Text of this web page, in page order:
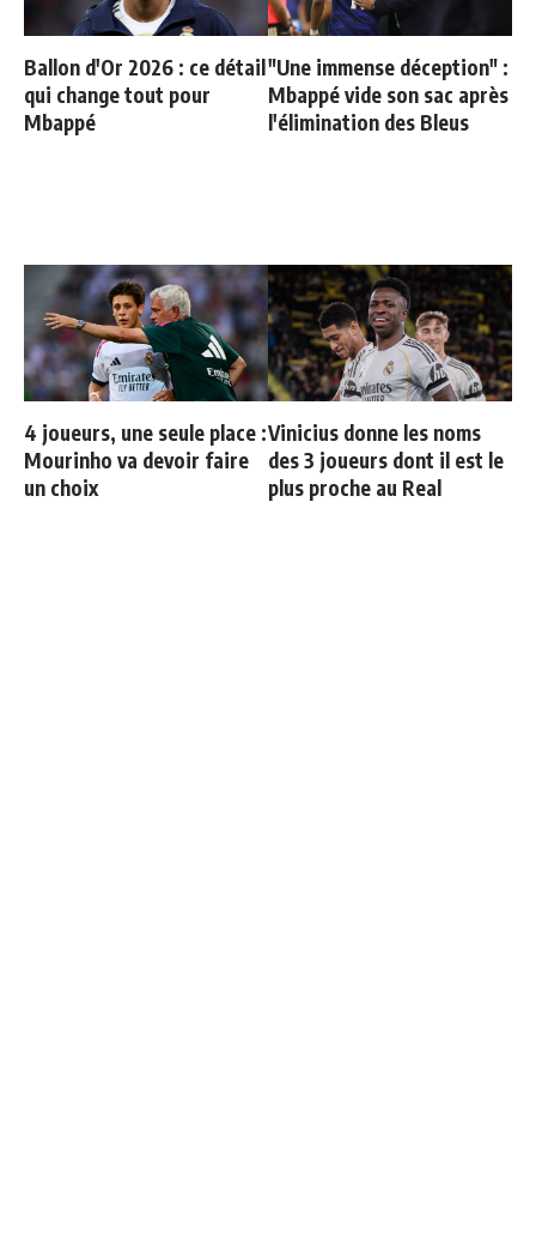
Ballon d'Or 2026 : ce détail
qui change tout pour
Mbappé
"Une immense déception" :
Mbappé vide son sac après
l'élimination des Bleus
4 joueurs, une seule place :
Mourinho va devoir faire
un choix
Vinicius donne les noms
des 3 joueurs dont il est le
plus proche au Real